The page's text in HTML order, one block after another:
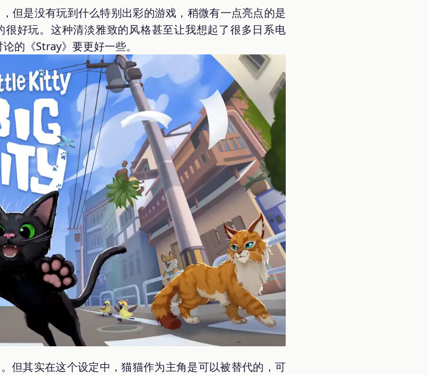
但是没有玩到什么特别出彩的游戏，稍微有一点亮点的是
好玩。这种清淡雅致的风格甚至让我想起了很多日系电
的《Stray》要更好一些。
但其实在这个设定中，猫猫作为主角是可以被替代的，可